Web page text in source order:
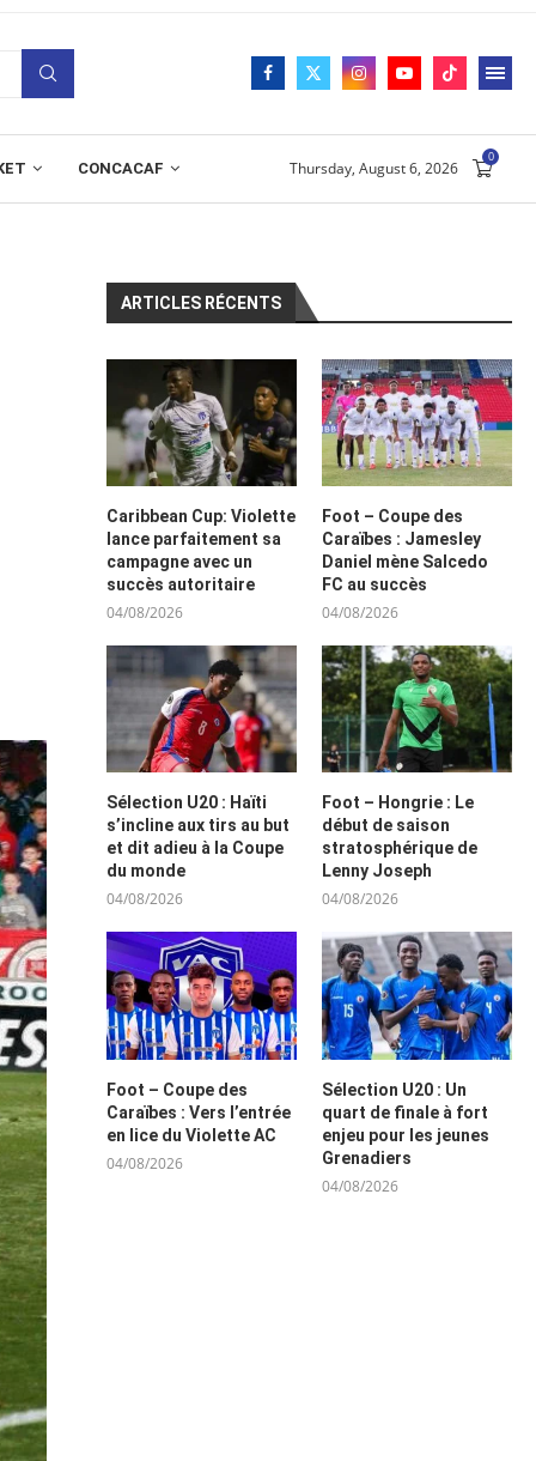
CONCACAF Thursday, August 6, 2026
0
ARTICLES RÉCENTS
Caribbean Cup: Violette
lance parfaitement sa
campagne avec un
succès autoritaire
04/08/2026
Foot – Coupe des
Caraïbes : Jamesley
Daniel mène Salcedo
FC au succès
04/08/2026
Sélection U20 : Haïti
s’incline aux tirs au but
et dit adieu à la Coupe
du monde
04/08/2026
Foot – Hongrie : Le
début de saison
stratosphérique de
Lenny Joseph
04/08/2026
Foot – Coupe des
Caraïbes : Vers l’entrée
en lice du Violette AC
04/08/2026
Sélection U20 : Un
quart de finale à fort
enjeu pour les jeunes
Grenadiers
04/08/2026